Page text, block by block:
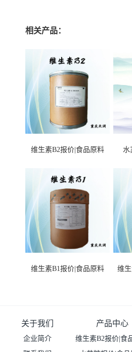
相关产品：
维生素B2报价|食品原料 水
维生素B1报价|食品原料 维
关于我们
企业简介
产品中心
维生素B2报价|食